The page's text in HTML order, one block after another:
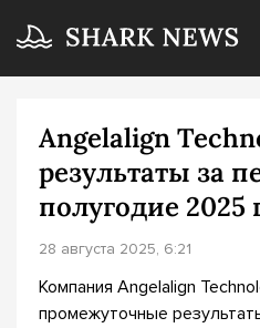
Angelalign
результаты за
полугодие 2025
28 августа 2025, 6:21
Компания Angelalign
промежуточные